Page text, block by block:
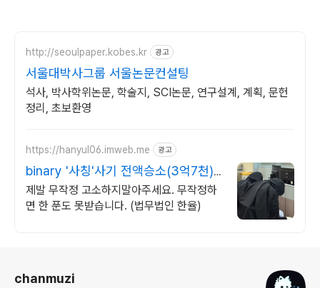
http://seoulpaper.kobes.kr 광고
서울대박사그룹 서울논문컨설팅
석사, 박사학위논문, 학술지, SCI논문, 연구설계, 계획, 문헌
정리, 초보환영
https://hanyul06.imweb.me 광고
binary '사칭'사기 전액승소(3억7천)
사례보유
제발 무작정 고소하지말아주세요. 무작정하
면 한 푼도 못받습니다. (법무법인 한율)
chanmuzi